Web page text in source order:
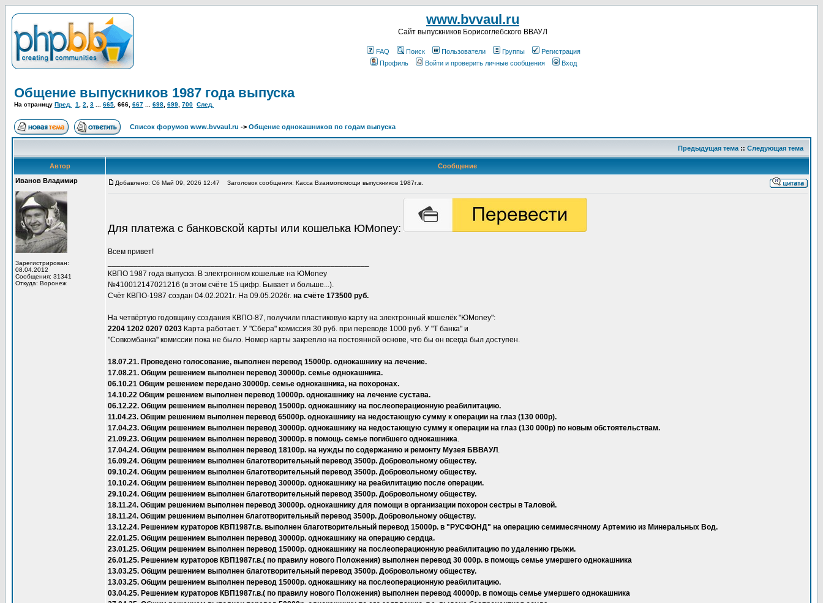
www.bvvaul.ru
Cайт выпускников Борисоглебского ВВАУЛ
FAQ Поиск Пользователи Группы
Регистрация
Профиль
Войти и проверить личные сообщения Вход
Общение выпускников 1987 года выпуска
На страницу Пред. 1 2 3 665 666 667 698 699 700 След.
Список форумов www.bvvaul.ru -> Общение однокашников по годам выпуска
Предыдущая тема :: Следующая тема
Автор
Сообщение
Иванов Владимир
Зарегистрирован:
08.04.2012
Сообщения: 31341
Откуда: Воронеж
Добавлено: Сб Май 09, 2026 12:47 Заголовок сообщения: Касса Взаимопомощи выпускников 1987г.в.
Для платежа с банковской карты или кошелька ЮMoney:
Всем привет!
КВПО 1987 года выпуска. В электронном кошельке на ЮМoney
№410012147021216 (в этом счёте 15 цифр. Бывает и больше...).
Счёт КВПО-1987 создан 04.02.2021г. На 09.05.2026г. на счёте 173500 руб.
На четвёртую годовщину создания КВПО-87, получили пластиковую карту на электронный кошелёк "ЮМoney":
2204 1202 0207 0203 Карта работает. У "Сбера" комиссия 30 руб. при переводе 1000 руб. У "Т банка" и
"Совкомбанка" комиссии пока не было. Номер карты закреплю на постоянной основе, что бы он всегда был доступен.
18.07.21. Проведено голосование, выполнен перевод 15000р. однокашнику на лечение.
17.08.21. Общим решением выполнен перевод 30000р. семье однокашника.
06.10.21 Общим решением передано 30000р. семье однокашника, на похоронах.
14.10.22 Общим решением выполнен перевод 10000р. однокашнику на лечение сустава.
06.12.22. Общим решением выполнен перевод 15000р. однокашнику на послеоперационную реабилитацию.
11.04.23. Общим решением выполнен перевод 65000р. однокашнику на недостающую сумму к операции на глаз (130 000р).
17.04.23. Общим решением выполнен перевод 30000р. однокашнику на недостающую сумму к операции на глаз (130 000р) по новым обстоятельствам.
21.09.23. Общим решением выполнен перевод 30000р. в помощь семье погибшего однокашника.
17.04.24. Общим решением выполнен перевод 18100р. на нужды по содержанию и ремонту Музея БВВАУЛ .
16.09.24. Общим решением выполнен благотворительный перевод 3500р. Добровольному обществу.
09.10.24. Общим решением выполнен благотворительный перевод 3500р. Добровольному обществу.
10.10.24. Общим решением выполнен перевод 30000р. однокашнику на реабилитацию после операции.
29.10.24. Общим решением выполнен благотворительный перевод 3500р. Добровольному обществу.
18.11.24. Общим решением выполнен перевод 30000р. однокашнику для помощи в организации похорон сестры в Таловой.
18.11.24. Общим решением выполнен благотворительный перевод 3500р. Добровольному обществу.
13.12.24. Решением кураторов КВП1987г.в. выполнен благотворительный перевод 15000р. в "РУСФОНД" на операцию семимесячному Артемию из Минеральных Вод.
22.01.25. Общим решением выполнен перевод 30000р. однокашнику на операцию сердца.
23.01.25. Общим решением выполнен перевод 15000р. однокашнику на послеоперационную реабилитацию по удалению грыжи.
26.01.25. Решением кураторов КВП1987г.в.( по правилу нового Положения) выполнен перевод 30 000р. в помощь семье умершего однокашника
13.03.25. Общим решением выполнен благотворительный перевод 3500р. Добровольному обществу.
13.03.25. Общим решением выполнен перевод 15000р. однокашнику на послеоперационную реабилитацию.
03.04.25. Решением кураторов КВП1987г.в.( по правилу нового Положения) выполнен перевод 40000р. в помощь семье умершего однокашника